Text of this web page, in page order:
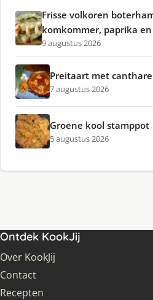
Frisse volkoren
komkommer, paprika
9 augustus 2026
Preitaart met
7 augustus 2026
Groene kool stamppot
5 augustus 2026
Ontdek KookJij
Over KookJij
Contact
Recepten